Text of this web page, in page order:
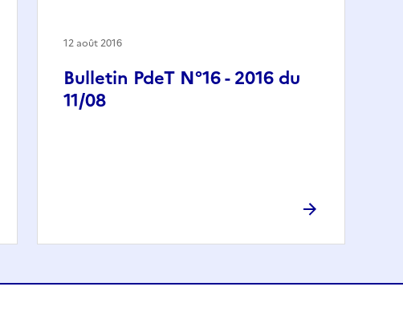
Bulletin PdeT N°16 - 2016 du
11/08
12 août 2016